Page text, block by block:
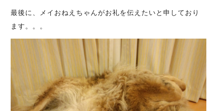
最後に、メイおねえちゃんがお礼を伝えたいと申しており
ます。。。